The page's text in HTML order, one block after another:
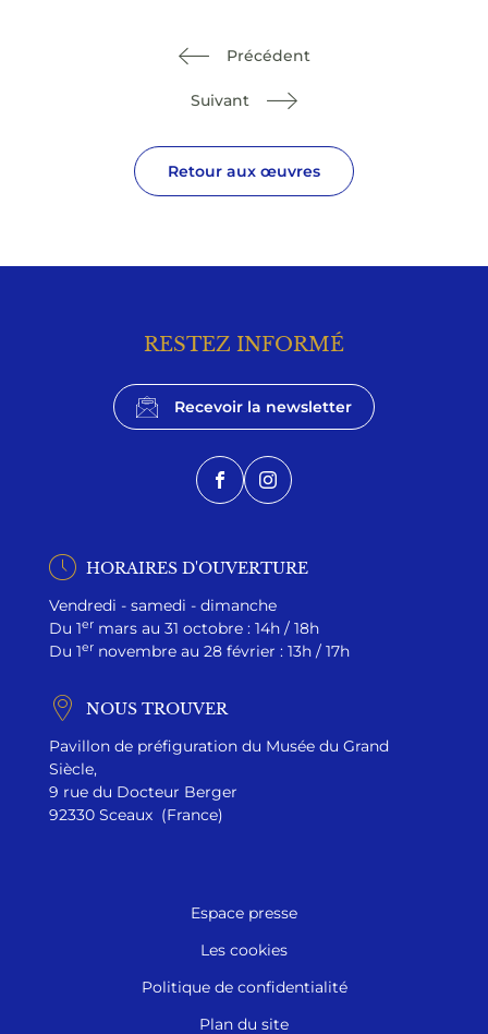
Précédent
Suivant
Retour aux œuvres
RESTEZ INFORMÉ
Recevoir la newsletter
FacebookInstagram
HORAIRES D'OUVERTURE
Vendredi - samedi - dimanche
Du 1er mars au 31 octobre : 14h / 18h
Du 1er novembre au 28 février : 13h / 17h
NOUS TROUVER
Pavillon de préfiguration du Musée du Grand
Siècle,
9 rue du Docteur Berger
92330 Sceaux (France)
Espace presse
Les cookies
Politique de confidentialité
Plan du site